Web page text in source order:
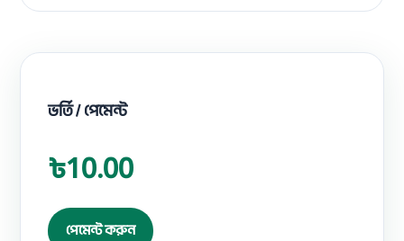
ভর্তি / পেমেন্ট
৳10.00
পেমেন্ট করুন